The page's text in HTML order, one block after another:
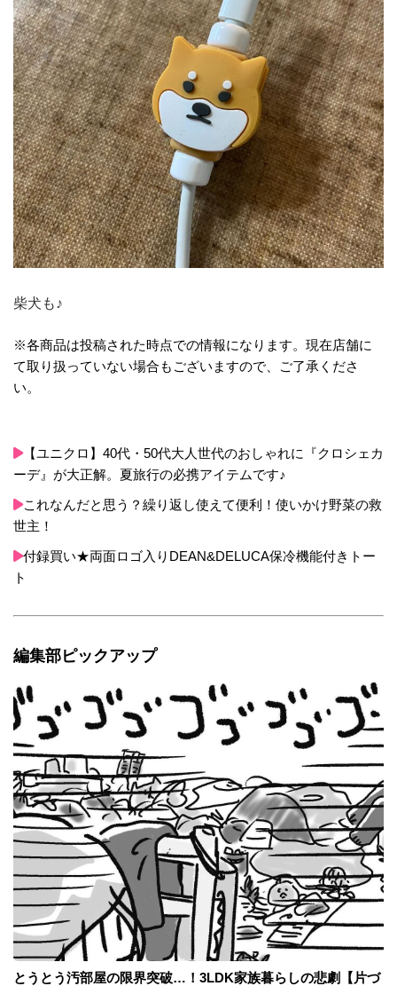
柴犬も♪
※各商品は投稿された時点での情報になります。現在店舗に
て取り扱っていない場合もございますので、ご了承くださ
い。
【ユニクロ】40代・50代大人世代のおしゃれに『クロシェカ
ーデ』が大正解。夏旅行の必携アイテムです♪
これなんだと思う？繰り返し使えて便利！使いかけ野菜の救
世主！
付録買い★両面ロゴ入りDEAN&DELUCA保冷機能付きトー
ト
編集部ピックアップ
とうとう汚部屋の限界突破…！3LDK家族暮らしの悲劇【片づ